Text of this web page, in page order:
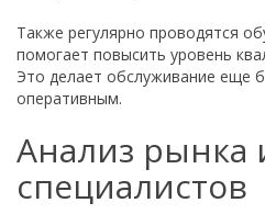
Также регулярно проводятся
помогает повысить уровень
Это делает обслуживание еще
оперативным.
Анализ рынка
специалистов